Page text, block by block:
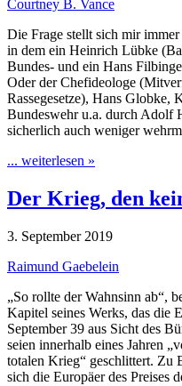
Courtney B. Vance
Die Frage stellt sich mir
in dem ein Heinrich Lübke
Bundes- und ein Hans
Oder der Chefideologe
Rassegesetze), Hans Globke,
Bundeswehr u.a. durch Adolf
sicherlich auch weniger
... weiterlesen »
Der Krieg, den
3. September 2019
Raimund Gaebelein
„So rollte der Wahnsinn ab“,
Kapitel seines Werks, das die
September 39 aus Sicht des
seien innerhalb eines Jahren
totalen Krieg“ geschlittert. Zu
sich die Europäer des Preises